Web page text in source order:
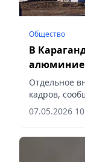
Общество
В
Отдельное
кадров,
07.05.2026